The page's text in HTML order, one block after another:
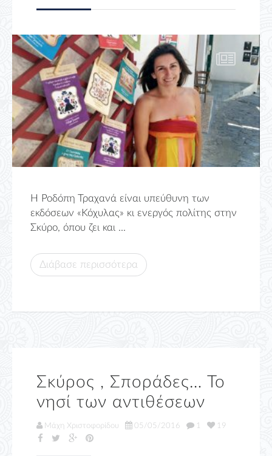
Η Ροδόπη Τραχανά είναι υπεύθυνη των
εκδόσεων «Κόχυλας» κι ενεργός πολίτης στην
Σκύρο, όπου ζει και ...
Διάβασε περισσότερα
Σκύρος , Σποράδες… Το
νησί των αντιθέσεων
Μάχη Χριστοφορίδου 05/05/2016 1 19